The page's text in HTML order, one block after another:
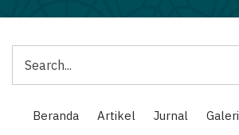
Main
navigation
Beranda Artikel Jurnal Galeri